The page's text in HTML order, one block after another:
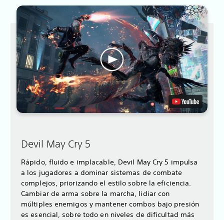
Devil May Cry 5
Rápido, fluido e implacable, Devil May Cry 5 impulsa
a los jugadores a dominar sistemas de combate
complejos, priorizando el estilo sobre la eficiencia.
Cambiar de arma sobre la marcha, lidiar con
múltiples enemigos y mantener combos bajo presión
es esencial, sobre todo en niveles de dificultad más